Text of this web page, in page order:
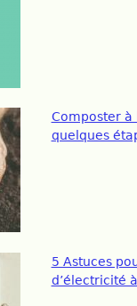
Composter à
quelques
5 Astuces
d’électricité